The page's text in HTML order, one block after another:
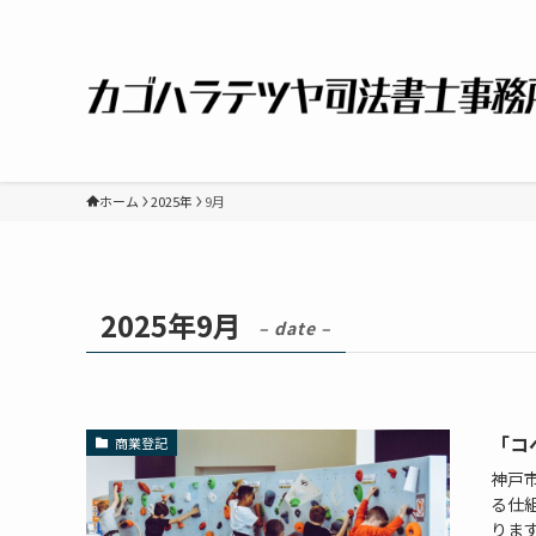
ホーム 2025年 9月
2025年9月 – date –
商業登記 「
神戸
る仕
りま